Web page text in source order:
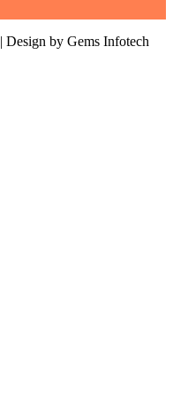
| Design by Gems Infotech